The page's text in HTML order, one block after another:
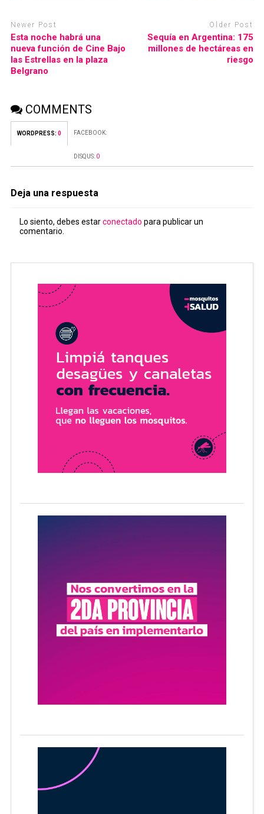
Newer Post
Esta noche habrá una
nueva función de Cine Bajo
las Estrellas en la plaza
Belgrano
Older Post
Sequía en Argentina: 175
millones de hectáreas en
riesgo
COMMENTS
WORDPRESS: 0 FACEBOOK:
DISQUS: 0
Deja una respuesta
Lo siento, debes estarconectado para publicar un
comentario.